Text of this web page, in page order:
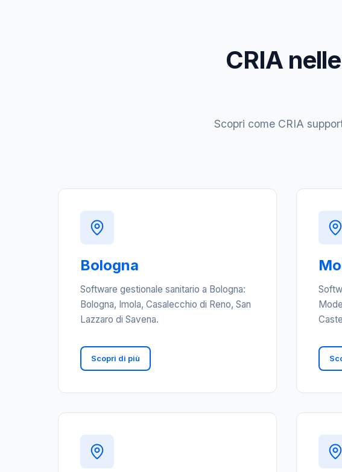
CRIA
Scopri come CRIA
Bologna
Software gestionale sanitario a Bologna:
Bologna, Imola, Casalecchio di Reno, San
Lazzaro di Savena.
Scopri di più